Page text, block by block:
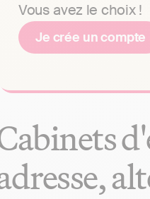
Vous avez le choix !
Je crée un compte